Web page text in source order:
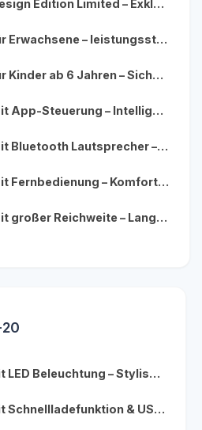
Hoverboard Design Edition Limited – Exklusive Sondermodelle in limitierter Auflage
Hoverboard für Erwachsene – leistungsstarke Modelle & Top Angebote
Hoverboard für Kinder ab 6 Jahren – Sicheres Fahren & einfache Bedienung
Hoverboard mit App-Steuerung – Intelligente Kontrolle & Tracking
Hoverboard mit Bluetooth Lautsprecher – Musik beim Fahren genießen
Hoverboard mit Fernbedienung – Komfort & Sicherheit beim Fahren
Hoverboard mit großer Reichweite – Lange Fahrzeiten & leistungsstarker Akku
20
Hoverboard mit LED Beleuchtung – Stylisch & sicher unterwegs
Hoverboard mit Schnellladefunktion & USB-C Anschluss – Schnell wieder einsatzbereit